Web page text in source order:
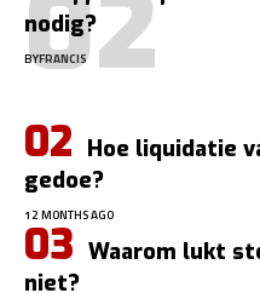
nodig?
BYFRANCIS
Hoe liquidatie
gedoe?
12 MONTHS AGO
Waarom lukt
niet?